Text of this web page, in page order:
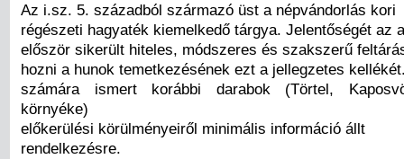
Az i.sz. 5. századból származó üst a népvándorlás kori
régészeti hagyaték kiemelkedő tárgya. Jelentőségét az
először sikerült hiteles, módszeres és szakszerű
hozni a hunok temetkezésének ezt a jellegzetes
számára ismert korábbi darabok (Törtel,
környéke)
előkerülési körülményeiről minimális információ állt
rendelkezésre.